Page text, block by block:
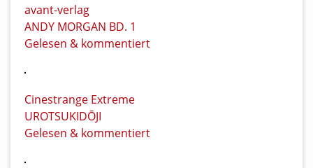
avant-verlag
ANDY MORGAN BD. 1
Gelesen & kommentiert
Cinestrange Extreme
UROTSUKIDŌJI
Gelesen & kommentiert